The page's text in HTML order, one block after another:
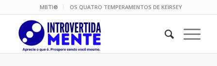
MBTI® OS QUATRO TEMPERAMENTOS DE KEIRSEY